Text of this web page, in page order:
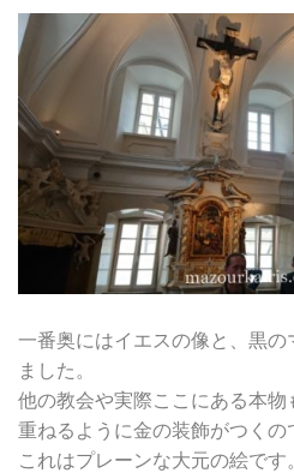
一番奥にはイエスの像と、黒
ました。
他の教会や実際ここにある本
重ねるように金の装飾がつくの
これはプレーンな大元の絵です